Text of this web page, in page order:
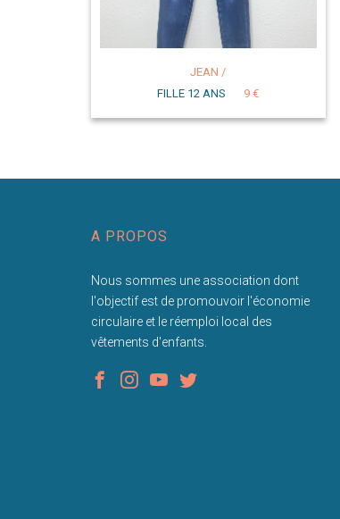
JEAN /
FILLE 12 ANS
9 €
A PROPOS
Nous sommes une association dont
l'objectif est de promouvoir l'économie
circulaire et le réemploi local des
vêtements d'enfants.